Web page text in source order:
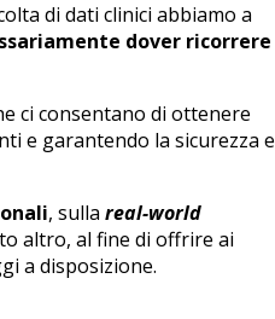
di dati clinici abbiamo a
dover ricorrere
ci consentano di ottenere
e garantendo la sicurezza e
, sulla real-world
altro, al fine di offrire ai
a disposizione.